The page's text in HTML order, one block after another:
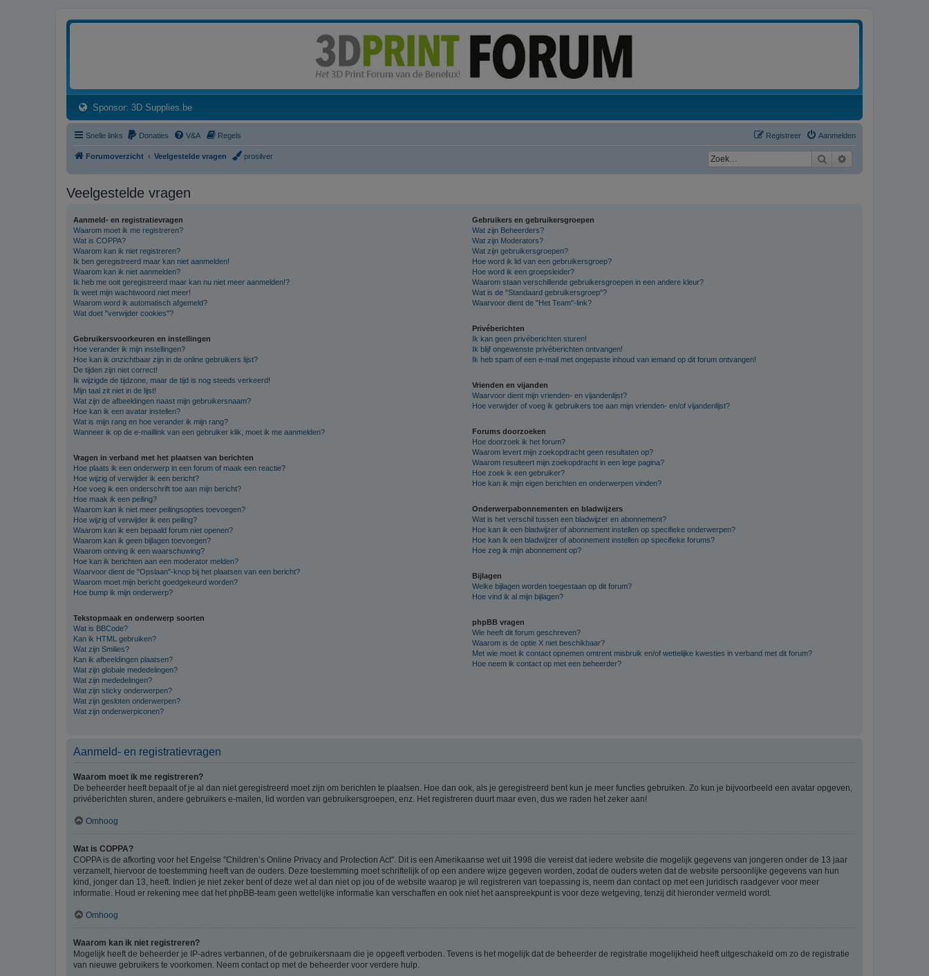
Sponsor: 3D Supplies.be(Opens a new tab)
Snelle links Donaties V&A Regels Aanmelden
Registreer
Forumoverzicht Veelgestelde vragen prosilver Zoek
Veelgestelde vragen
Aanmeld- en registratievragen
Waarom moet ik me registreren?
Wat is COPPA?
Waarom kan ik niet registreren?
Ik ben geregistreerd maar kan niet aanmelden!
Waarom kan ik niet aanmelden?
Ik heb me ooit geregistreerd maar kan nu niet meer aanmelden!?
Ik weet mijn wachtwoord niet meer!
Waarom word ik automatisch afgemeld?
Wat doet "verwijder cookies"?
Gebruikersvoorkeuren en instellingen
Hoe verander ik mijn instellingen?
Hoe kan ik onzichtbaar zijn in de online gebruikers lijst?
De tijden zijn niet correct!
Ik wijzigde de tijdzone, maar de tijd is nog steeds verkeerd!
Mijn taal zit niet in de lijst!
Wat zijn de afbeeldingen naast mijn gebruikersnaam?
Hoe kan ik een avatar instellen?
Wat is mijn rang en hoe verander ik mijn rang?
Wanneer ik op de e-maillink van een gebruiker klik, moet ik me aanmelden?
Vragen in verband met het plaatsen van berichten
Hoe plaats ik een onderwerp in een forum of maak een reactie?
Hoe wijzig of verwijder ik een bericht?
Hoe voeg ik een onderschrift toe aan mijn bericht?
Hoe maak ik een peiling?
Waarom kan ik niet meer peilingsopties toevoegen?
Hoe wijzig of verwijder ik een peiling?
Waarom kan ik een bepaald forum niet openen?
Waarom kan ik geen bijlagen toevoegen?
Waarom ontving ik een waarschuwing?
Hoe kan ik berichten aan een moderator melden?
Waarvoor dient de "Opslaan"-knop bij het plaatsen van een bericht?
Waarom moet mijn bericht goedgekeurd worden?
Hoe bump ik mijn onderwerp?
Tekstopmaak en onderwerp soorten
Wat is BBCode?
Kan ik HTML gebruiken?
Wat zijn Smilies?
Kan ik afbeeldingen plaatsen?
Wat zijn globale mededelingen?
Wat zijn mededelingen?
Wat zijn sticky onderwerpen?
Wat zijn gesloten onderwerpen?
Wat zijn onderwerpiconen?
Gebruikers en gebruikersgroepen
Wat zijn Beheerders?
Wat zijn Moderators?
Wat zijn gebruikersgroepen?
Hoe word ik lid van een gebruikersgroep?
Hoe word ik een groepsleider?
Waarom staan verschillende gebruikersgroepen in een andere kleur?
Wat is de "Standaard gebruikersgroep"?
Waarvoor dient de "Het Team"-link?
Privéberichten
Ik kan geen privéberichten sturen!
Ik blijf ongewenste privéberichten ontvangen!
Ik heb spam of een e-mail met ongepaste inhoud van iemand op dit forum ontvangen!
Vrienden en vijanden
Waarvoor dient mijn vrienden- en vijandenlijst?
Hoe verwijder of voeg ik gebruikers toe aan mijn vrienden- en/of vijandenlijst?
Forums doorzoeken
Hoe doorzoek ik het forum?
Waarom levert mijn zoekopdracht geen resultaten op?
Waarom resulteert mijn zoekopdracht in een lege pagina?
Hoe zoek ik een gebruiker?
Hoe kan ik mijn eigen berichten en onderwerpen vinden?
Onderwerpabonnementen en bladwijzers
Wat is het verschil tussen een bladwijzer en abonnement?
Hoe kan ik een bladwijzer of abonnement instellen op specifieke onderwerpen?
Hoe kan ik een bladwijzer of abonnement instellen op specifieke forums?
Hoe zeg ik mijn abonnement op?
Bijlagen
Welke bijlagen worden toegestaan op dit forum?
Hoe vind ik al mijn bijlagen?
phpBB vragen
Wie heeft dit forum geschreven?
Waarom is de optie X niet beschikbaar?
Met wie moet ik contact opnemen omtrent misbruik en/of wettelijke kwesties in verband met dit forum?
Hoe neem ik contact op met een beheerder?
Aanmeld- en registratievragen
Waarom moet ik me registreren?
De beheerder heeft bepaalt of je al dan niet geregistreerd moet zijn om berichten te plaatsen. Hoe dan ook, als je geregistreerd bent kun je meer functies gebruiken. Zo kun je bijvoorbeeld een avatar opgeven,
privéberichten sturen, andere gebruikers e-mailen, lid worden van gebruikersgroepen, enz. Het registreren duurt maar even, dus we raden het zeker aan!
Omhoog
Wat is COPPA?
COPPA is de afkorting voor het Engelse "Children’s Online Privacy and Protection Act". Dit is een Amerikaanse wet uit 1998 die vereist dat iedere website die mogelijk gegevens van jongeren onder de 13 jaar
verzamelt, hiervoor de toestemming heeft van de ouders. Deze toestemming moet schriftelijk of op een andere wijze gegeven worden, zodat de ouders weten dat de website persoonlijke gegevens van hun
kind, jonger dan 13, heeft. Indien je niet zeker bent of deze wet al dan niet op jou of de website waarop je wil registreren van toepassing is, neem dan contact op met een juridisch raadgever voor meer
informatie. Houd er rekening mee dat het phpBB-team geen wettelijke informatie kan verschaffen en ook niet het aanspreekpunt is voor deze wetgeving, tenzij dit hieronder vermeld wordt.
Omhoog
Waarom kan ik niet registreren?
Mogelijk heeft de beheerder je IP-adres verbannen, of de gebruikersnaam die je opgeeft verboden. Tevens is het mogelijk dat de beheerder de registratie mogelijkheid heeft uitgeschakeld om zo de registratie
van nieuwe gebruikers te voorkomen. Neem contact op met de beheerder voor verdere hulp.